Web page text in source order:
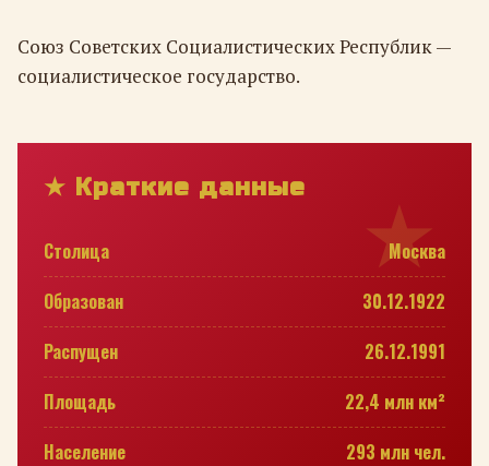
Союз Советских Социалистических Республик —
социалистическое государство.
★ Краткие данные
Столица
Москва
Образован
30.12.1922
Распущен
26.12.1991
Площадь
22,4 млн км²
Население
293 млн чел.